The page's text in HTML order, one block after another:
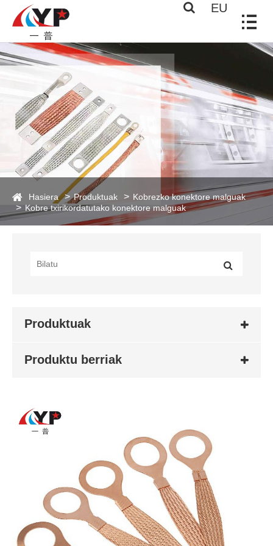
EU
Hasiera Produktuak
Kobrezko konektore malguak
Kobre txirikordatutako konektore malguak
Produktuak
Produktu berriak